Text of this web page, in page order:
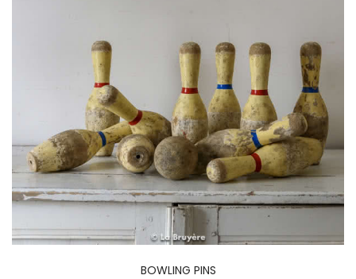
BOWLING PINS